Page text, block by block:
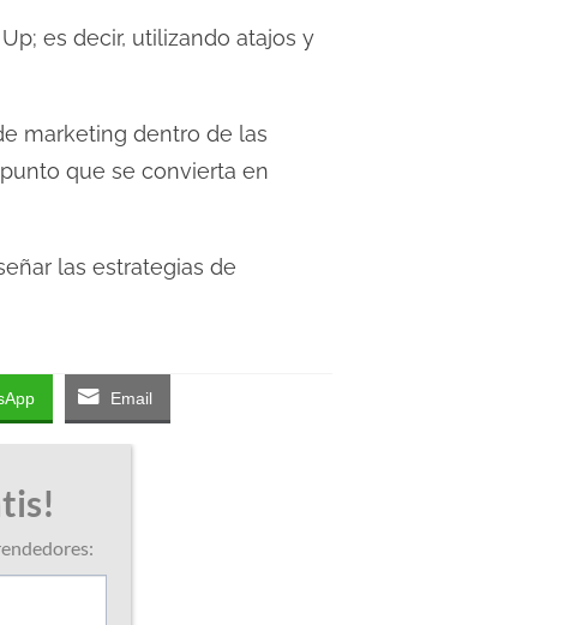
es decir, utilizando atajos y
marketing dentro de las
que se convierta en
las estrategias de
Email